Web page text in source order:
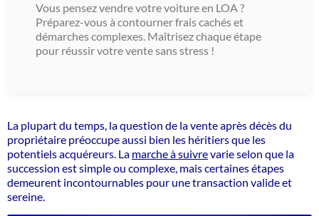
Vous pensez vendre votre voiture en LOA ?
Préparez-vous à contourner frais cachés et
démarches complexes. Maîtrisez chaque étape
pour réussir votre vente sans stress !
La plupart du temps, la question de la vente après décès du
propriétaire préoccupe aussi bien les héritiers que les
potentiels acquéreurs. La marche à suivrevarie selon que la
succession est simple ou complexe, mais certaines étapes
demeurent incontournables pour une transaction valide et
sereine.